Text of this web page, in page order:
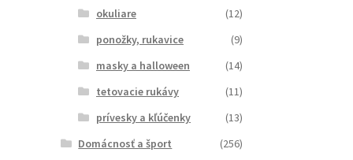
okuliare
(12)
ponožky, rukavice
(9)
masky a halloween
(14)
tetovacie rukávy
(11)
prívesky a kľúčenky
(13)
Domácnosť a šport
(256)